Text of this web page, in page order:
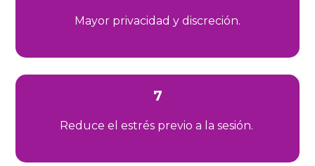
Mayor privacidad y discreción.
7
Reduce el estrés previo a la sesión.